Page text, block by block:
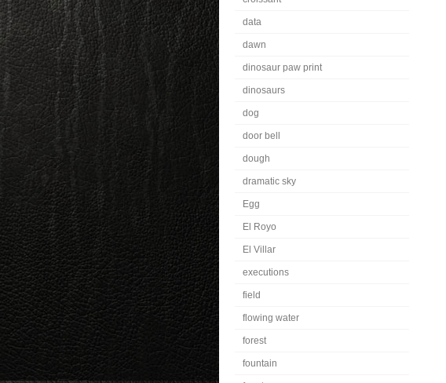
data
dawn
dinosaur paw print
dinosaurs
dog
door bell
dough
dramatic sky
Egg
El Royo
El Villar
executions
field
flowing water
forest
fountain